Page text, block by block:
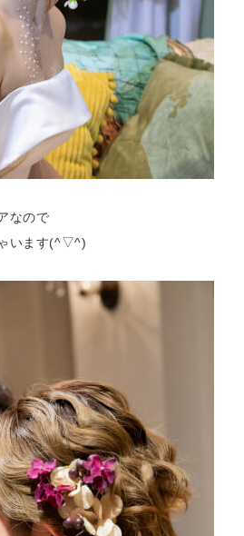
なので
います(^▽^)